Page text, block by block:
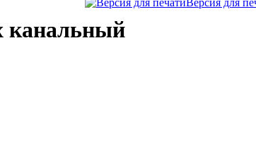
Версия для
канальный